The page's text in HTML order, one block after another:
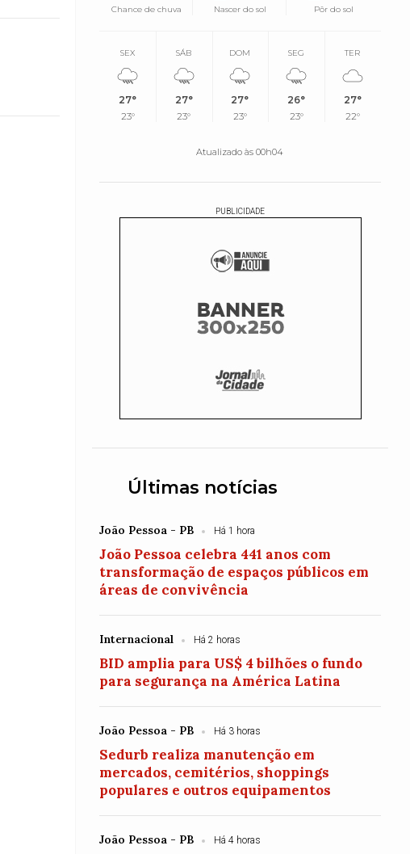
Chance de chuva
Nascer do sol Pôr do sol
SEX
27°
23°
SÁB
27°
23°
DOM
27°
23°
SEG
26°
23°
TER
27°
22°
Atualizado às 00h04
PUBLICIDADE
Últimas notícias
João Pessoa - PB Há 1 hora
João Pessoa celebra 441 anos com
transformação de espaços públicos em
áreas de convivência
Internacional Há 2 horas
BID amplia para US$ 4 bilhões o fundo
para segurança na América Latina
João Pessoa - PB Há 3 horas
Sedurb realiza manutenção em
mercados, cemitérios, shoppings
populares e outros equipamentos
João Pessoa - PB Há 4 horas